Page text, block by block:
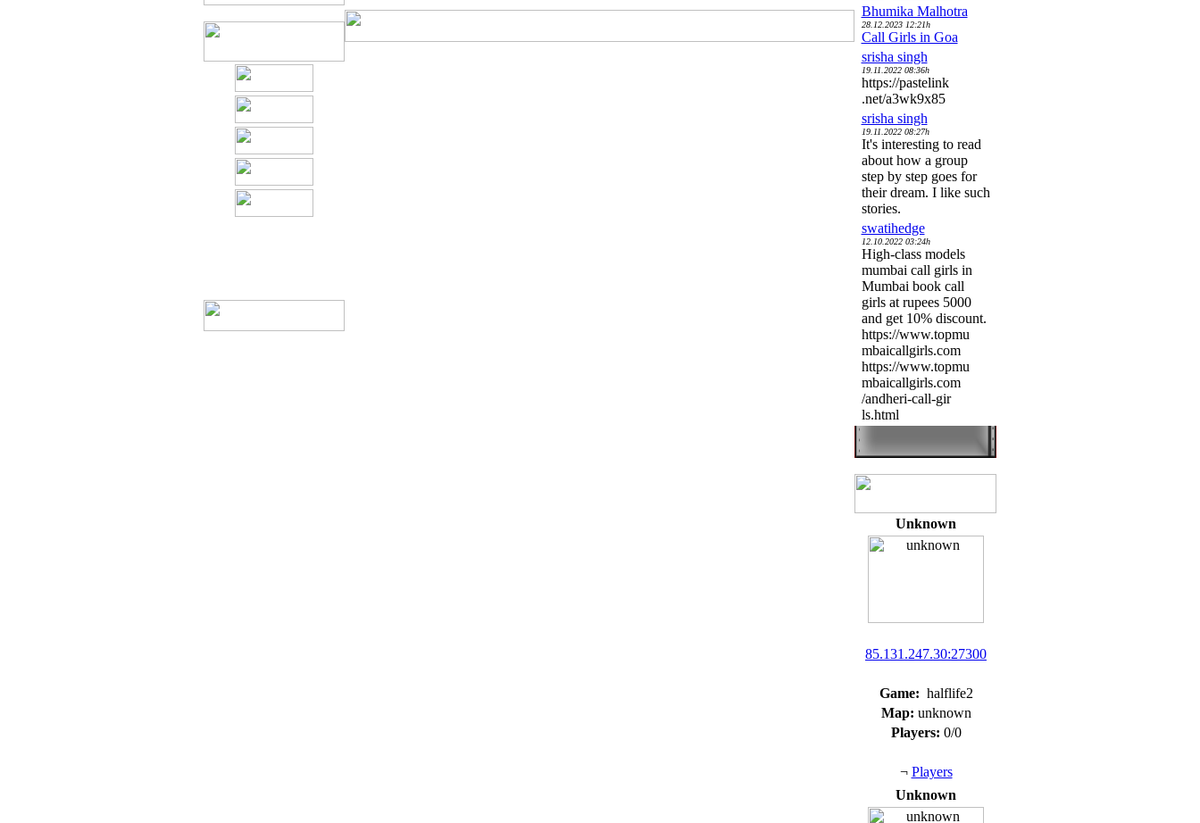
Bhumika Malhotra
28.12.2023 12:21h
Call Girls in Goa
srisha singh
19.11.2022 08:36h
https://pastelink
.net/a3wk9x85
srisha singh
19.11.2022 08:27h
It's interesting to read
about how a group
step by step goes for
their dream. I like such
stories.
swatihedge
12.10.2022 03:24h
High-class models
mumbai call girls in
Mumbai book call
girls at rupees 5000
and get 10% discount.
https://www.topmu
mbaicallgirls.com
https://www.topmu
mbaicallgirls.com
/andheri-call-gir
ls.html
Unknown
85.131.247.30:27300
Game: halflife2
Map: unknown
Players: 0/0
¬ Players
Unknown